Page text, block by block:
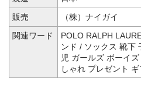
販売
（株）ナイガイ
関連ワード
POLO RALPH
ンド / ソックス 靴下
児 ガールズ ボーイ
しゃれ プレゼント ギ